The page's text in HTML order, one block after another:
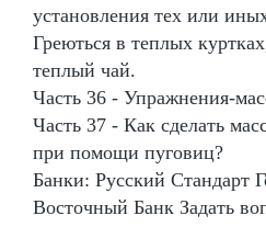
установления тех или
Греються в теплых
теплый чай.
Часть 36 - Упражнения-
Часть 37 - Как сделать
при помощи пуговиц?
Банки: Русский Стандарт
Восточный Банк Задать